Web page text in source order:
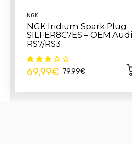
NGK
NGK Iridium Spark Plug
SILFER8C7ES – OEM Audi
RS7/RS3
69,99€ 79,99€